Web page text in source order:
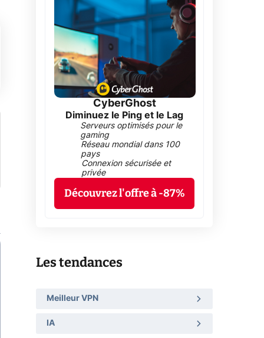
CyberGhost
Diminuez le Ping et le Lag
Serveurs optimisés pour le
gaming
Réseau mondial dans 100
pays
Connexion sécurisée et
privée
Découvrez l'offre à -87%
Les tendances
Meilleur VPN
IA